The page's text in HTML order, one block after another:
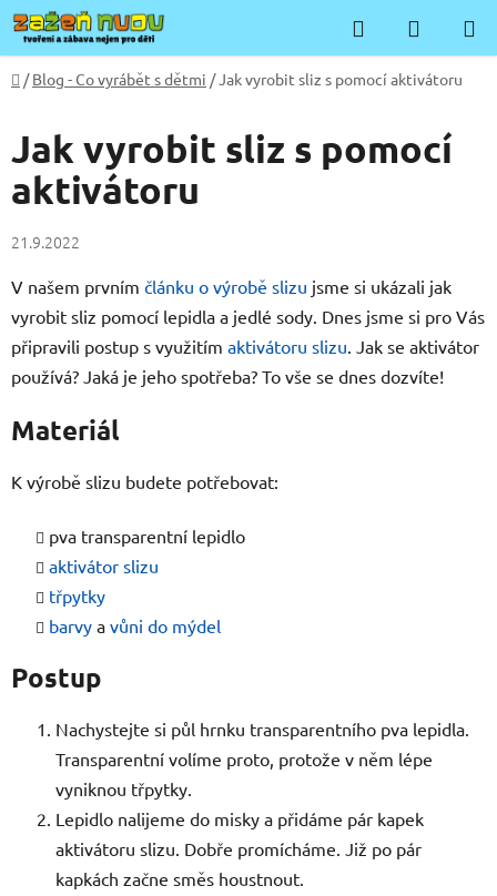
Přejít
na
obsah
Hledat
KOŠÍK
Domů
/ Blog - Co vyrábět s dětmi /Jak vyrobit sliz s pomocí aktivátoru
Jak vyrobit sliz s pomocí
aktivátoru
21.9.2022
V našem prvním článku o výrobě slizu jsme si ukázali jak
vyrobit sliz pomocí lepidla a jedlé sody. Dnes jsme si pro Vás
připravili postup s využitím aktivátoru slizu. Jak se aktivátor
používá? Jaká je jeho spotřeba? To vše se dnes dozvíte!
Materiál
K výrobě slizu budete potřebovat:
pva transparentní lepidlo
aktivátor slizu
třpytky
barvy a vůni do mýdel
Postup
Nachystejte si půl hrnku transparentního pva lepidla.
Transparentní volíme proto, protože v něm lépe
vyniknou třpytky.
Lepidlo nalijeme do misky a přidáme pár kapek
aktivátoru slizu. Dobře promícháme. Již po pár
kapkách začne směs houstnout.